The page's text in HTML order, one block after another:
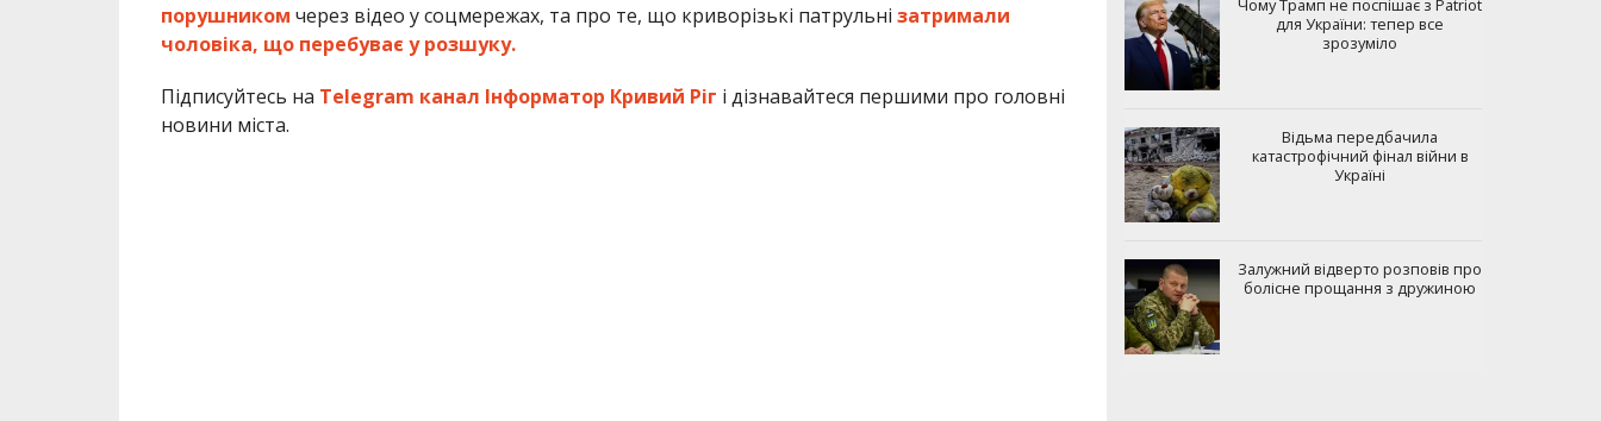
порушником через відео у соцмережах, та про те, що криворізькі патрульні затримали
чоловіка, що перебуває у розшуку.
Підписуйтесь на Telegram канал Інформатор Кривий Ріг і дізнавайтеся першими про головні
новини міста.